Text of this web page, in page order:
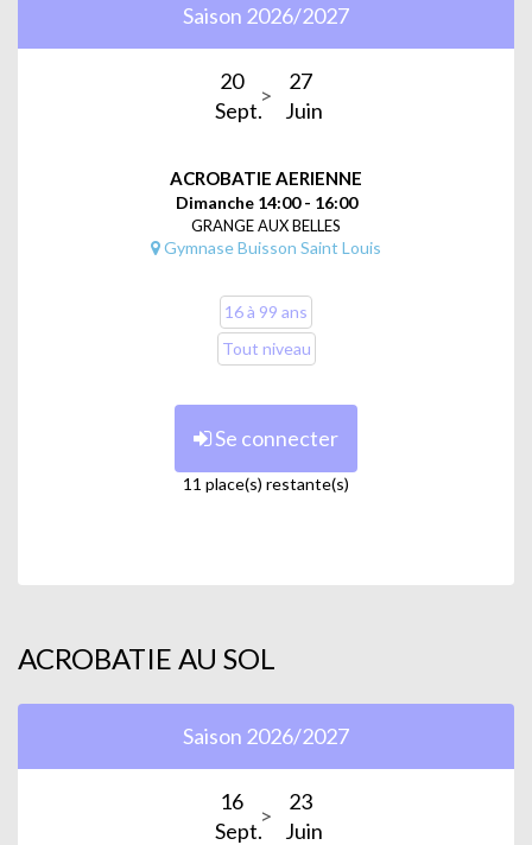
Saison 2026/2027
20
Sept.
27
Juin
ACROBATIE AERIENNE
Dimanche 14:00 - 16:00
GRANGE AUX BELLES
Gymnase Buisson Saint Louis
16 à 99 ans
Tout niveau
Se connecter
11 place(s) restante(s)
ACROBATIE AU SOL
Saison 2026/2027
16
Sept.
23
Juin